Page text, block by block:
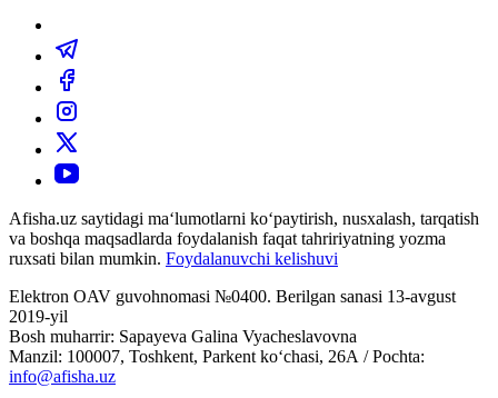
Afisha.uz saytidagi ma‘lumotlarni ko‘paytirish, nusxalash, tarqatish
va boshqa maqsadlarda foydalanish faqat tahririyatning yozma
ruxsati bilan mumkin. Foydalanuvchi kelishuvi
Elektron OAV guvohnomasi №0400. Berilgan sanasi 13-avgust
2019-yil
Bosh muharrir: Sapayeva Galina Vyacheslavovna
Manzil: 100007, Toshkent, Parkent ko‘chasi, 26А / Pochta:
info@afisha.uz